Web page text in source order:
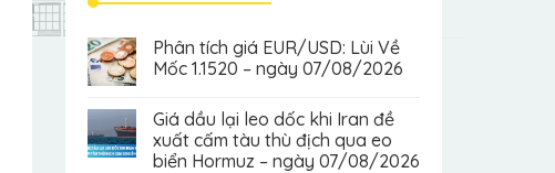
Phân tích giá EUR/USD: Lùi Về
Mốc 1.1520 – ngày 07/08/2026
Giá dầu lại leo dốc khi Iran đề
xuất cấm tàu thù địch qua eo
biển Hormuz – ngày 07/08/2026